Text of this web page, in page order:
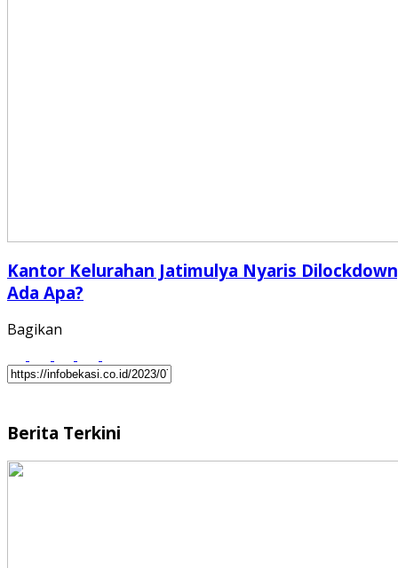
Kantor Kelurahan Jatimulya Nyaris
Ada Apa?
Bagikan
Berita Terkini